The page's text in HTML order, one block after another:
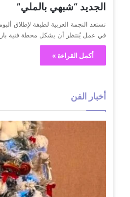
الجديد “شبهي بالملي”
تستعد النجمة العربية لطيفة لإطلاق
في عمل يُنتظر أن يشكل محطة فنية
أكمل القراءة »
أخبار الفن